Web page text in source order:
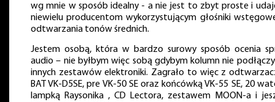
wg mnie w sposób idealny - a nie jest to zbyt proste i
niewielu producentom wykorzystującym głośniki
odtwarzania tonów średnich.
Jestem osobą, która w bardzo surowy sposób ocenia
audio – nie byłbym więc sobą gdybym kolumn nie
innych zestawów elektroniki. Zagrało to więc z
BAT VK-D5SE, pre VK-50 SE oraz końcówką VK-55 SE, 20
lampką Raysonika , CD Lectora, zestawem MOON-a i